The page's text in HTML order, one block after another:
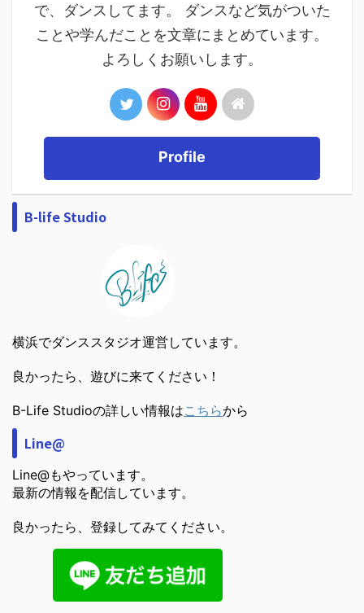
で、ダンスしてます。 ダンスなど気がついた
ことや学んだことを文章にまとめています。
よろしくお願いします。
Profile
B-life Studio
横浜でダンススタジオ運営しています。
良かったら、遊びに来てください！
B-Life Studioの詳しい情報はこちらから
Line@
Line@もやっています。
最新の情報を配信しています。
良かったら、登録してみてください。